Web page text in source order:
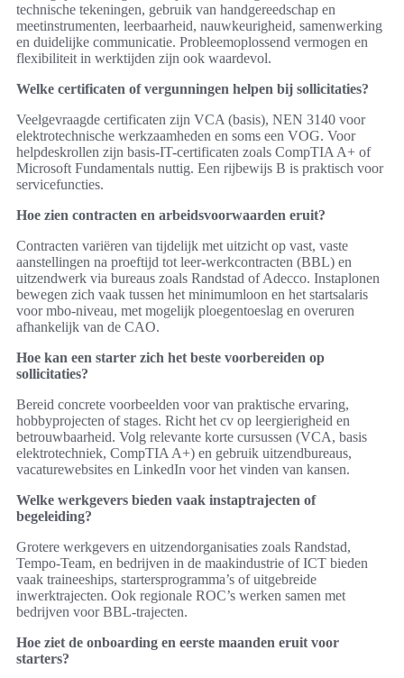
technische tekeningen, gebruik van handgereedschap en
meetinstrumenten, leerbaarheid, nauwkeurigheid, samenwerking
en duidelijke communicatie. Probleemoplossend vermogen en
flexibiliteit in werktijden zijn ook waardevol.
Welke certificaten of vergunningen helpen bij sollicitaties?
Veelgevraagde certificaten zijn VCA (basis), NEN 3140 voor
elektrotechnische werkzaamheden en soms een VOG. Voor
helpdeskrollen zijn basis-IT-certificaten zoals CompTIA A+ of
Microsoft Fundamentals nuttig. Een rijbewijs B is praktisch voor
servicefuncties.
Hoe zien contracten en arbeidsvoorwaarden eruit?
Contracten variëren van tijdelijk met uitzicht op vast, vaste
aanstellingen na proeftijd tot leer-werkcontracten (BBL) en
uitzendwerk via bureaus zoals Randstad of Adecco. Instaplonen
bewegen zich vaak tussen het minimumloon en het startsalaris
voor mbo-niveau, met mogelijk ploegentoeslag en overuren
afhankelijk van de CAO.
Hoe kan een starter zich het beste voorbereiden op
sollicitaties?
Bereid concrete voorbeelden voor van praktische ervaring,
hobbyprojecten of stages. Richt het cv op leergierigheid en
betrouwbaarheid. Volg relevante korte cursussen (VCA, basis
elektrotechniek, CompTIA A+) en gebruik uitzendbureaus,
vacaturewebsites en LinkedIn voor het vinden van kansen.
Welke werkgevers bieden vaak instaptrajecten of
begeleiding?
Grotere werkgevers en uitzendorganisaties zoals Randstad,
Tempo-Team, en bedrijven in de maakindustrie of ICT bieden
vaak traineeships, startersprogramma’s of uitgebreide
inwerktrajecten. Ook regionale ROC’s werken samen met
bedrijven voor BBL-trajecten.
Hoe ziet de onboarding en eerste maanden eruit voor
starters?